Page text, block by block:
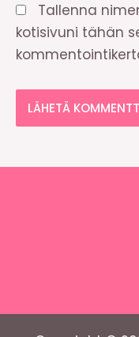
Tallenna
kotisivuni tähän